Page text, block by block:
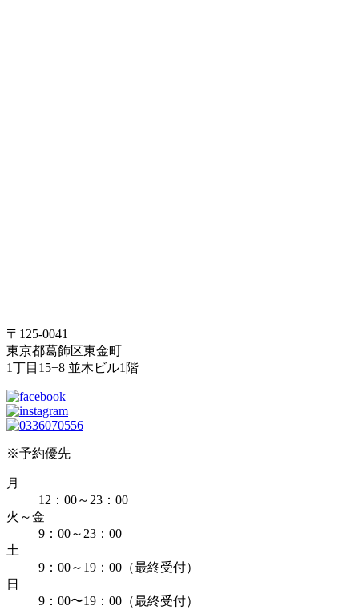
〒125-0041
東京都葛飾区東金町
1丁目15−8 並木ビル1階
※予約優先
月
12：00～23：00
火～金
9：00～23：00
土
9：00～19：00（最終受付）
日
9：00〜19：00（最終受付）